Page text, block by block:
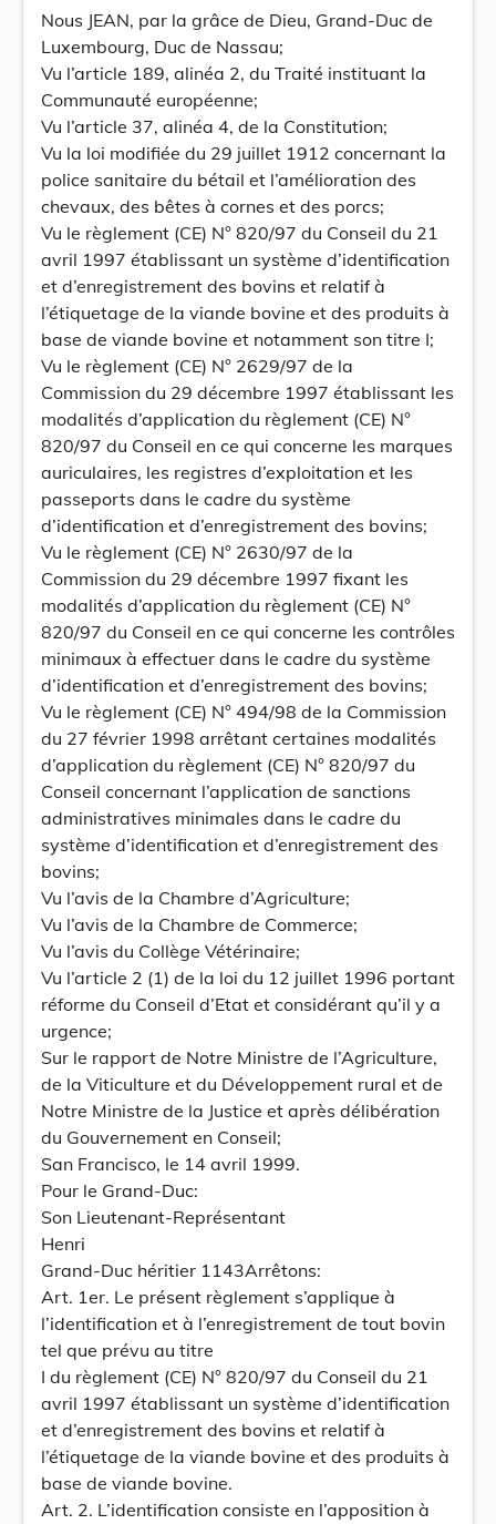
Nous JEAN, par la grâce de Dieu, Grand-Duc de
Luxembourg, Duc de Nassau;
Vu l’article 189, alinéa 2, du Traité instituant la
Communauté européenne;
Vu l’article 37, alinéa 4, de la Constitution;
Vu la loi modifiée du 29 juillet 1912 concernant la
police sanitaire du bétail et l’amélioration des
chevaux, des bêtes à cornes et des porcs;
Vu le règlement (CE) N° 820/97 du Conseil du 21
avril 1997 établissant un système d’identification
et d’enregistrement des bovins et relatif à
l’étiquetage de la viande bovine et des produits à
base de viande bovine et notamment son titre I;
Vu le règlement (CE) N° 2629/97 de la
Commission du 29 décembre 1997 établissant les
modalités d’application du règlement (CE) N°
820/97 du Conseil en ce qui concerne les marques
auriculaires, les registres d’exploitation et les
passeports dans le cadre du système
d’identification et d’enregistrement des bovins;
Vu le règlement (CE) N° 2630/97 de la
Commission du 29 décembre 1997 fixant les
modalités d’application du règlement (CE) N°
820/97 du Conseil en ce qui concerne les contrôles
minimaux à effectuer dans le cadre du système
d’identification et d’enregistrement des bovins;
Vu le règlement (CE) N° 494/98 de la Commission
du 27 février 1998 arrêtant certaines modalités
d’application du règlement (CE) N° 820/97 du
Conseil concernant l’application de sanctions
administratives minimales dans le cadre du
système d’identification et d’enregistrement des
bovins;
Vu l’avis de la Chambre d’Agriculture;
Vu l’avis de la Chambre de Commerce;
Vu l’avis du Collège Vétérinaire;
Vu l’article 2 (1) de la loi du 12 juillet 1996 portant
réforme du Conseil d’Etat et considérant qu’il y a
urgence;
Sur le rapport de Notre Ministre de l’Agriculture,
de la Viticulture et du Développement rural et de
Notre Ministre de la Justice et après délibération
du Gouvernement en Conseil;
San Francisco, le 14 avril 1999.
Pour le Grand-Duc:
Son Lieutenant-Représentant
Henri
Grand-Duc héritier 1143Arrêtons:
Art. 1er. Le présent règlement s’applique à
l’identification et à l’enregistrement de tout bovin
tel que prévu au titre
I du règlement (CE) N° 820/97 du Conseil du 21
avril 1997 établissant un système d’identification
et d’enregistrement des bovins et relatif à
l’étiquetage de la viande bovine et des produits à
base de viande bovine.
Art. 2. L’identification consiste en l’apposition à